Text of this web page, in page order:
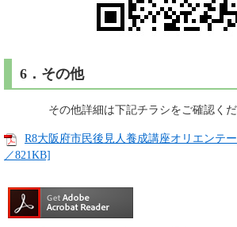
6．その他
その他詳細は下記チラシをご確認くだ
R8大阪府市民後見人養成講座オリエンテ
／821KB]